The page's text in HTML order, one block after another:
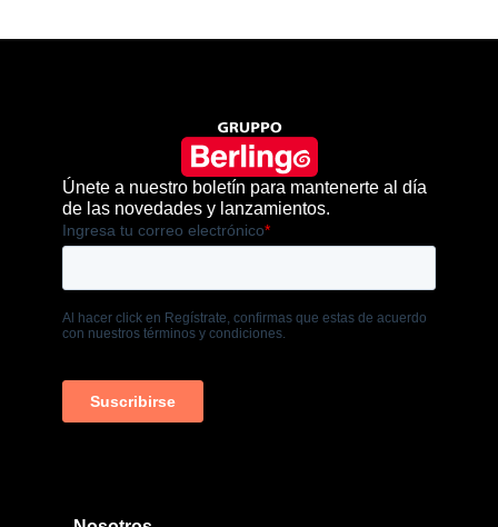
Únete a nuestro boletín para mantenerte al día
de las novedades y lanzamientos.